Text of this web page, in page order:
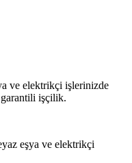
ve elektrikçi işlerinizde
işçilik.
eşya ve elektrikçi